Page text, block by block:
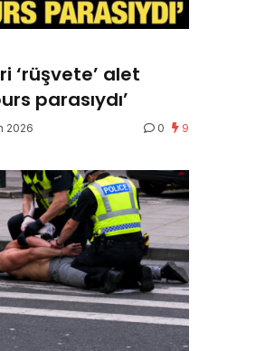
‘rüşvete’ alet
parasıydı’
2026 0 9